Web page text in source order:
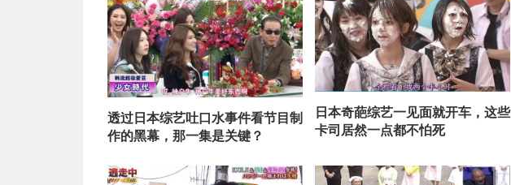
透过日本综艺吐口水事件看节目制
作的黑幕，那一集是关键？
日本奇葩综艺一见面就开车，这些
卡司居然一点都不怕死